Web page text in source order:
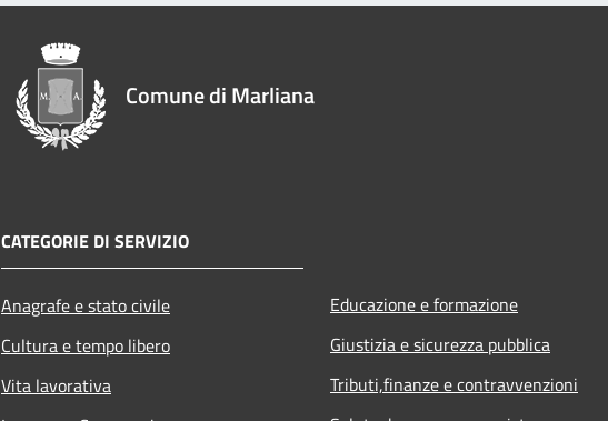
Comune di Marliana
CATEGORIE DI SERVIZIO
Anagrafe e stato civile
Cultura e tempo libero
Vita lavorativa
Educazione e formazione
Giustizia e sicurezza pubblica
Tributi,finanze e contravvenzioni